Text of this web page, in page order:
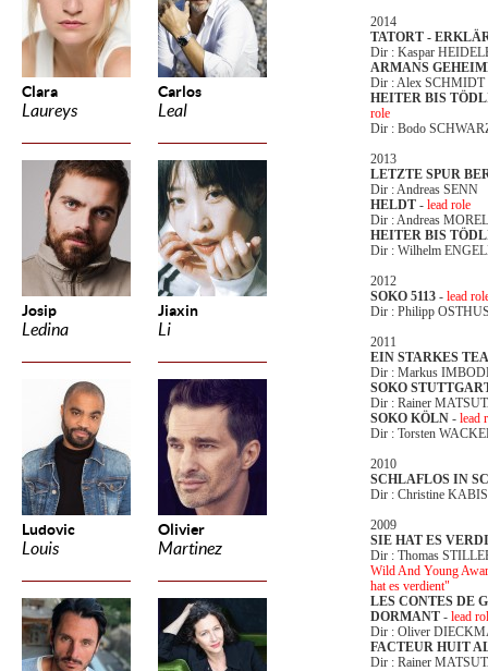
Clara
Laureys
Carlos
Leal
Josip
Ledina
Jiaxin
Li
Ludovic
Louis
Olivier
Martinez
2014
TATORT -
Dir : Kaspar
ARMANS
Dir : Alex SCHMIDT
HEITER BIS
role
Dir : Bodo
2013
LETZTE SPUR
Dir : Andreas SENN
HELDT - lead role
Dir : Andreas
HEITER BIS
Dir : Wilhelm
2012
SOKO 5113 - lead
Dir : Philipp
2011
EIN STARKES
Dir : Markus
SOKO
Dir : Rainer
SOKO KÖLN - lead
Dir : Torsten
2010
SCHLAFLOS IN
Dir : Christine
2009
SIE HAT ES
Dir : Thomas
Wild And Young
hat es verdient"
LES CONTES DE
DORMANT - lead
Dir : Oliver
FACTEUR HUIT
Dir : Rainer